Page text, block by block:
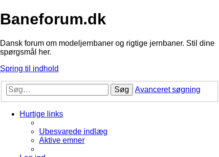
Baneforum.dk
Dansk forum om modeljernbaner og rigtige jernbaner. Stil dine
spørgsmål her.
Spring til indhold
Søg Avanceret søgning
Hurtige links
Ubesvarede indlæg
Aktive emner